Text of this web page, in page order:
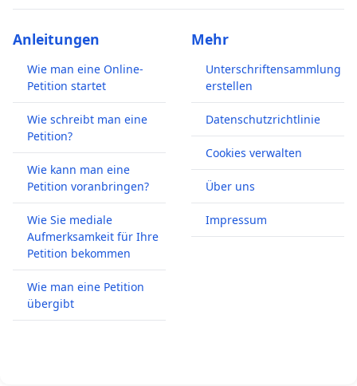
Anleitungen
Wie man eine Online-
Petition startet
Wie schreibt man eine
Petition?
Wie kann man eine
Petition voranbringen?
Wie Sie mediale
Aufmerksamkeit für Ihre
Petition bekommen
Wie man eine Petition
übergibt
Mehr
Unterschriftensammlung
erstellen
Datenschutzrichtlinie
Cookies verwalten
Über uns
Impressum